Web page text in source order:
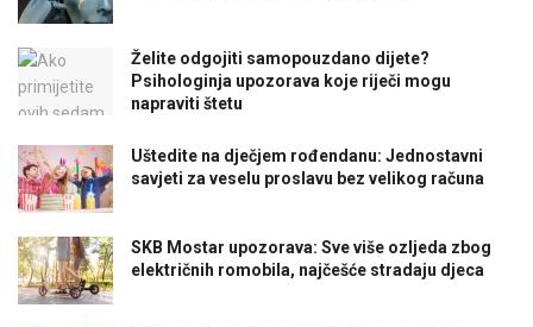
Želite odgojiti samopouzdano dijete?
Psihologinja upozorava koje riječi mogu
napraviti štetu
Uštedite na dječjem rođendanu: Jednostavni
savjeti za veselu proslavu bez velikog računa
SKB Mostar upozorava: Sve više ozljeda zbog
električnih romobila, najčešće stradaju djeca